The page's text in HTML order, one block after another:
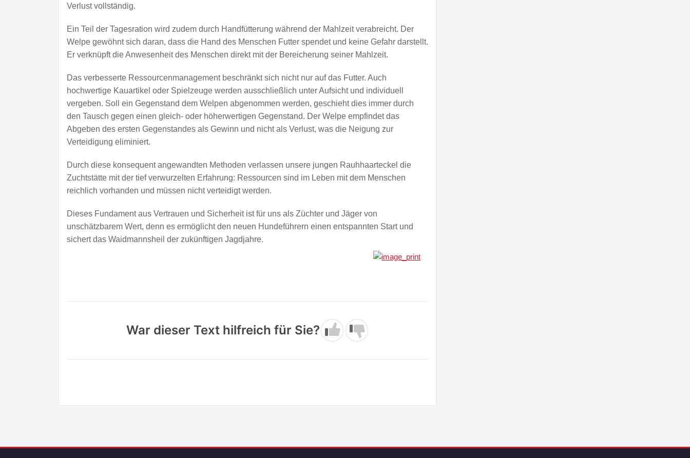
Verlust vollständig.
Ein Teil der Tagesration wird zudem durch Handfütterung während der Mahlzeit verabreicht. Der
Welpe gewöhnt sich daran, dass die Hand des Menschen Futter spendet und keine Gefahr darstellt.
Er verknüpft die Anwesenheit des Menschen direkt mit der Bereicherung seiner Mahlzeit.
Das verbesserte Ressourcenmanagement beschränkt sich nicht nur auf das Futter. Auch
hochwertige Kauartikel oder Spielzeuge werden ausschließlich unter Aufsicht und individuell
vergeben. Soll ein Gegenstand dem Welpen abgenommen werden, geschieht dies immer durch
den Tausch gegen einen gleich- oder höherwertigen Gegenstand. Der Welpe empfindet das
Abgeben des ersten Gegenstandes als Gewinn und nicht als Verlust, was die Neigung zur
Verteidigung eliminiert.
Durch diese konsequent angewandten Methoden verlassen unsere jungen Rauhhaarteckel die
Zuchtstätte mit der tief verwurzelten Erfahrung: Ressourcen sind im Leben mit dem Menschen
reichlich vorhanden und müssen nicht verteidigt werden.
Dieses Fundament aus Vertrauen und Sicherheit ist für uns als Züchter und Jäger von
unschätzbarem Wert, denn es ermöglicht den neuen Hundeführern einen entspannten Start und
sichert das Waidmannsheil der zukünftigen Jagdjahre.
War dieser Text hilfreich für Sie?